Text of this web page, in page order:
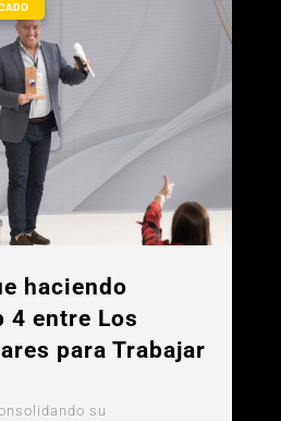
haciendo
4 entre Los
para Trabajar
su